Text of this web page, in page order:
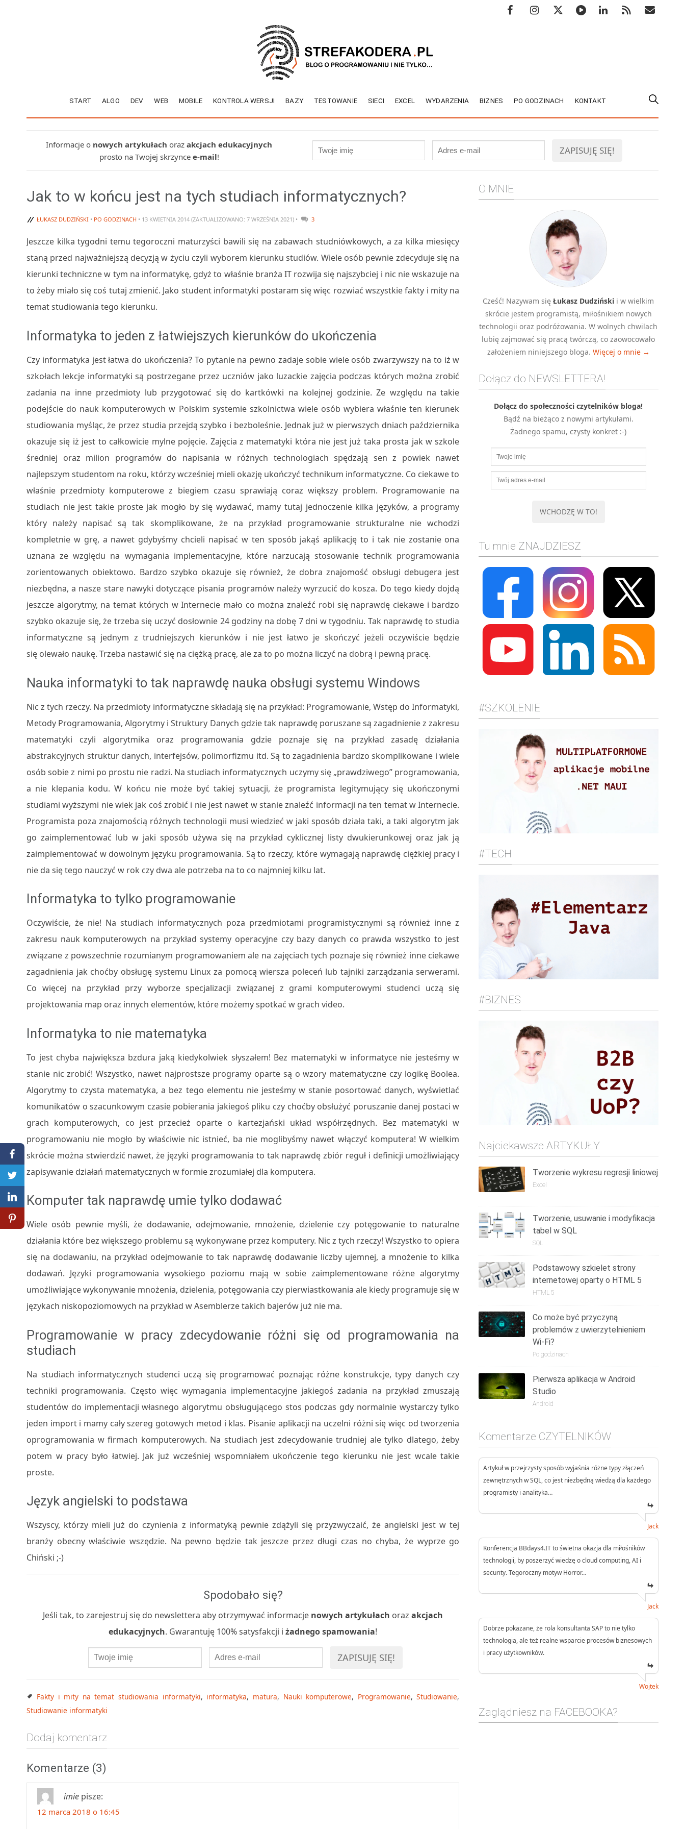
START ALGO DEV WEB MOBILE KONTROLA WERSJI BAZY TESTOWANIE SIECI EXCEL WYDARZENIA BIZNES PO GODZINACH KONTAKT
Informacje o nowych artykułach oraz akcjach edukacyjnych
prosto na Twojej skrzynce e-mail!
Jak to w końcu jest na tych studiach informatycznych?
ŁUKASZ DUDZIŃSKI • PO GODZINACH • 13 KWIETNIA 2014 (ZAKTUALIZOWANO: 7 WRZEŚNIA 2021) • 3
Jeszcze kilka tygodni temu tegoroczni maturzyści bawili się na zabawach studniówkowych, a za kilka miesięcy
staną przed najważniejszą decyzją w życiu czyli wyborem kierunku studiów. Wiele osób pewnie zdecyduje się na
kierunki techniczne w tym na informatykę, gdyż to właśnie branża IT rozwija się najszybciej i nic nie wskazuje na
to żeby miało się coś tutaj zmienić. Jako student informatyki postaram się więc rozwiać wszystkie fakty i mity na
temat studiowania tego kierunku.
Informatyka to jeden z łatwiejszych kierunków do ukończenia
Czy informatyka jest łatwa do ukończenia? To pytanie na pewno zadaje sobie wiele osób zwarzywszy na to iż w
szkołach lekcje informatyki są postrzegane przez uczniów jako luzackie zajęcia podczas których można zrobić
zadania na inne przedmioty lub przygotować się do kartkówki na kolejnej godzinie. Ze względu na takie
podejście do nauk komputerowych w Polskim systemie szkolnictwa wiele osób wybiera właśnie ten kierunek
studiowania myśląc, że przez studia przejdą szybko i bezboleśnie. Jednak już w pierwszych dniach października
okazuje się iż jest to całkowicie mylne pojęcie. Zajęcia z matematyki która nie jest już taka prosta jak w szkole
średniej oraz milion programów do napisania w różnych technologiach spędzają sen z powiek nawet
najlepszym studentom na roku, którzy wcześniej mieli okazję ukończyć technikum informatyczne. Co ciekawe to
właśnie przedmioty komputerowe z biegiem czasu sprawiają coraz większy problem. Programowanie na
studiach nie jest takie proste jak mogło by się wydawać, mamy tutaj jednoczenie kilka języków, a programy
który należy napisać są tak skomplikowane, że na przykład programowanie strukturalne nie wchodzi
kompletnie w grę, a nawet gdybyśmy chcieli napisać w ten sposób jakąś aplikację to i tak nie zostanie ona
uznana ze względu na wymagania implementacyjne, które narzucają stosowanie technik programowania
zorientowanych obiektowo. Bardzo szybko okazuje się również, że dobra znajomość obsługi debugera jest
niezbędna, a nasze stare nawyki dotyczące pisania programów należy wyrzucić do kosza. Do tego kiedy dojdą
jeszcze algorytmy, na temat których w Internecie mało co można znaleźć robi się naprawdę ciekawe i bardzo
szybko okazuje się, że trzeba się uczyć dosłownie 24 godziny na dobę 7 dni w tygodniu. Tak naprawdę to studia
informatyczne są jednym z trudniejszych kierunków i nie jest łatwo je skończyć jeżeli oczywiście będzie
się olewało naukę. Trzeba nastawić się na ciężką pracę, ale za to po można liczyć na dobrą i pewną pracę.
Nauka informatyki to tak naprawdę nauka obsługi systemu Windows
Nic z tych rzeczy. Na przedmioty informatyczne składają się na przykład: Programowanie, Wstęp do Informatyki,
Metody Programowania, Algorytmy i Struktury Danych gdzie tak naprawdę poruszane są zagadnienie z zakresu
matematyki czyli algorytmika oraz programowania gdzie poznaje się na przykład zasadę działania
abstrakcyjnych struktur danych, interfejsów, polimorfizmu itd. Są to zagadnienia bardzo skomplikowane i wiele
osób sobie z nimi po prostu nie radzi. Na studiach informatycznych uczymy się „prawdziwego” programowania,
a nie klepania kodu. W końcu nie może być takiej sytuacji, że programista legitymujący się ukończonymi
studiami wyższymi nie wiek jak coś zrobić i nie jest nawet w stanie znaleźć informacji na ten temat w Internecie.
Programista poza znajomością różnych technologii musi wiedzieć w jaki sposób działa taki, a taki algorytm jak
go zaimplementować lub w jaki sposób używa się na przykład cyklicznej listy dwukierunkowej oraz jak ją
zaimplementować w dowolnym języku programowania. Są to rzeczy, które wymagają naprawdę ciężkiej pracy i
nie da się tego nauczyć w rok czy dwa ale potrzeba na to co najmniej kilku lat.
Informatyka to tylko programowanie
Oczywiście, że nie! Na studiach informatycznych poza przedmiotami programistycznymi są również inne z
zakresu nauk komputerowych na przykład systemy operacyjne czy bazy danych co prawda wszystko to jest
związane z powszechnie rozumianym programowaniem ale na zajęciach tych poznaje się również inne ciekawe
zagadnienia jak choćby obsługę systemu Linux za pomocą wiersza poleceń lub tajniki zarządzania serwerami.
Co więcej na przykład przy wyborze specjalizacji związanej z grami komputerowymi studenci uczą się
projektowania map oraz innych elementów, które możemy spotkać w grach video.
Informatyka to nie matematyka
To jest chyba największa bzdura jaką kiedykolwiek słyszałem! Bez matematyki w informatyce nie jesteśmy w
stanie nic zrobić! Wszystko, nawet najprostsze programy oparte są o wzory matematyczne czy logikę Boolea.
Algorytmy to czysta matematyka, a bez tego elementu nie jesteśmy w stanie posortować danych, wyświetlać
komunikatów o szacunkowym czasie pobierania jakiegoś pliku czy choćby obsłużyć poruszanie danej postaci w
grach komputerowych, co jest przecież oparte o kartezjański układ współrzędnych. Bez matematyki w
programowaniu nie mogło by właściwie nic istnieć, ba nie moglibyśmy nawet włączyć komputera! W wielkim
skrócie można stwierdzić nawet, że języki programowania to tak naprawdę zbiór reguł i definicji umożliwiający
zapisywanie działań matematycznych w formie zrozumiałej dla komputera.
Komputer tak naprawdę umie tylko dodawać
Wiele osób pewnie myśli, że dodawanie, odejmowanie, mnożenie, dzielenie czy potęgowanie to naturalne
działania które bez większego problemu są wykonywane przez komputery. Nic z tych rzeczy! Wszystko to opiera
się na dodawaniu, na przykład odejmowanie to tak naprawdę dodawanie liczby ujemnej, a mnożenie to kilka
dodawań. Języki programowania wysokiego poziomu mają w sobie zaimplementowane różne algorytmy
umożliwiające wykonywanie mnożenia, dzielenia, potęgowania czy pierwiastkowania ale kiedy programuje się w
językach niskopoziomowych na przykład w Asemblerze takich bajerów już nie ma.
Programowanie w pracy zdecydowanie różni się od programowania na
studiach
Na studiach informatycznych studenci uczą się programować poznając różne konstrukcje, typy danych czy
techniki programowania. Często więc wymagania implementacyjne jakiegoś zadania na przykład zmuszają
studentów do implementacji własnego algorytmu obsługującego stos podczas gdy normalnie wystarczy tylko
jeden import i mamy cały szereg gotowych metod i klas. Pisanie aplikacji na uczelni różni się więc od tworzenia
oprogramowania w firmach komputerowych. Na studiach jest zdecydowanie trudniej ale tylko dlatego, żeby
potem w pracy było łatwiej. Jak już wcześniej wspomniałem ukończenie tego kierunku nie jest wcale takie
proste.
Język angielski to podstawa
Wszyscy, którzy mieli już do czynienia z informatyką pewnie zdążyli się przyzwyczaić, że angielski jest w tej
branży obecny właściwie wszędzie. Na pewno będzie tak jeszcze przez długi czas no chyba, że wyprze go
Chiński ;-)
Spodobało się?
Jeśli tak, to zarejestruj się do newslettera aby otrzymywać informacje nowych artykułach orazakcjach
edukacyjnych. Gwarantuję 100% satysfakcji iżadnego spamowania!
Fakty i mity na temat studiowania informatyki, informatyka, matura, Nauki komputerowe, Programowanie,Studiowanie,
Studiowanie informatyki
Dodaj komentarz
Komentarze (3)
imie pisze:
12 marca 2018 o 16:45
O MNIE
Cześć! Nazywam sięŁukasz Dudziński i w wielkim
skrócie jestem programistą, miłośnikiem nowych
technologii oraz podróżowania. W wolnych chwilach
lubię zajmować się pracą twórczą, co zaowocowało
założeniem niniejszego bloga. Więcej o mnie →
Dołącz do NEWSLETTERA!
Dołącz do społeczności czytelników bloga!
Bądź na bieżąco z nowymi artykułami.
Żadnego spamu, czysty konkret :-)
Tu mnie ZNAJDZIESZ
#SZKOLENIE
#TECH
#BIZNES
Najciekawsze ARTYKUŁY
Tworzenie wykresu regresji liniowej
Excel
Tworzenie, usuwanie i modyfikacja
tabel w SQL
SQL
Podstawowy szkielet strony
internetowej oparty o HTML 5
HTML 5
Co może być przyczyną
problemów z uwierzytelnieniem
Wi-Fi?
Po godzinach
Pierwsza aplikacja w Android
Studio
Android
Komentarze CZYTELNIKÓW
Artykuł w przejrzysty sposób wyjaśnia różne typy złączeń
zewnętrznych w SQL, co jest niezbędną wiedzą dla każdego
programisty i analityka…
Jack
Konferencja BBdays4.IT to świetna okazja dla miłośników
technologii, by poszerzyć wiedzę o cloud computing, AI i
security. Tegoroczny motyw Horror…
Jack
Dobrze pokazane, że rola konsultanta SAP to nie tylko
technologia, ale też realne wsparcie procesów biznesowych
i pracy użytkowników.
Wojtek
Zaglądniesz na FACEBOOKA?